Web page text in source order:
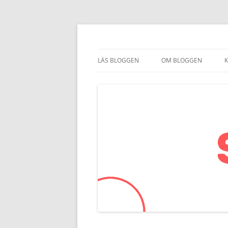
LÄS BLOGGEN OM BLOGGEN